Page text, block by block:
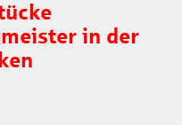
in der